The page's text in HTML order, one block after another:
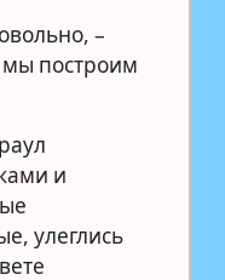
–
мы построим
и
улеглись